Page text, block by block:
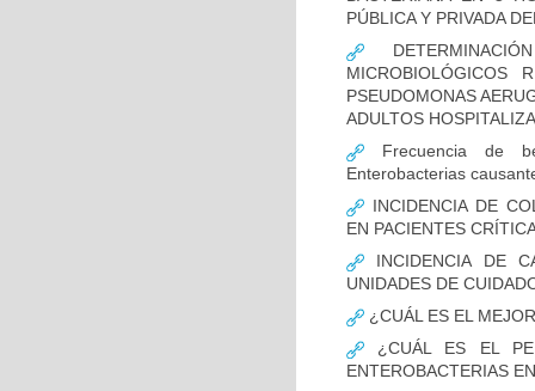
PÚBLICA Y PRIVADA
MICROBIOLÓGICOS
PSEUDOMONAS
ADULTOS
Frecuencia de
Enterobacterias
INCIDENCIA DE
EN PACIENTES
INCIDENCIA DE
UNIDADES DE
¿CUÁL ES EL
¿CUÁL ES EL
ENTEROBACTERIAS